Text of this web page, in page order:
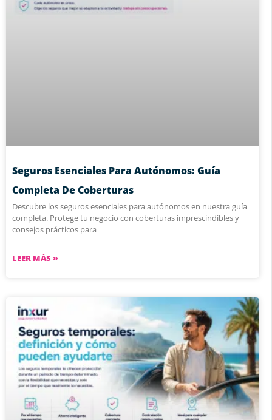
Seguros Esenciales Para Autónomos: Guía
Completa De Coberturas
Descubre los seguros esenciales para autónomos en nuestra guía
completa. Protege tu negocio con coberturas imprescindibles y
consejos prácticos para
LEER MÁS »